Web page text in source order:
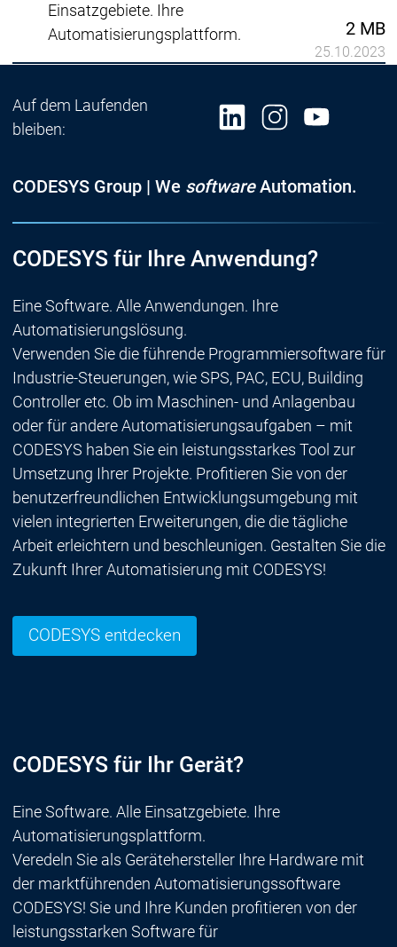
Einsatzgebiete. Ihre
Automatisierungsplattform.
2 MB
25.10.2023
Auf dem Laufenden
bleiben:
CODESYS Group | We softwareAutomation.
CODESYS für Ihre Anwendung?
Eine Software. Alle Anwendungen. Ihre
Automatisierungslösung.
Verwenden Sie die führende Programmiersoftware für
Industrie-Steuerungen, wie SPS, PAC, ECU, Building
Controller etc. Ob im Maschinen- und Anlagenbau
oder für andere Automatisierungsaufgaben – mit
CODESYS haben Sie ein leistungsstarkes Tool zur
Umsetzung Ihrer Projekte. Profitieren Sie von der
benutzerfreundlichen Entwicklungsumgebung mit
vielen integrierten Erweiterungen, die die tägliche
Arbeit erleichtern und beschleunigen. Gestalten Sie die
Zukunft Ihrer Automatisierung mit CODESYS!
CODESYS entdecken
CODESYS für Ihr Gerät?
Eine Software. Alle Einsatzgebiete. Ihre
Automatisierungsplattform.
Veredeln Sie als Gerätehersteller Ihre Hardware mit
der marktführenden Automatisierungssoftware
CODESYS! Sie und Ihre Kunden profitieren von der
leistungsstarken Software für